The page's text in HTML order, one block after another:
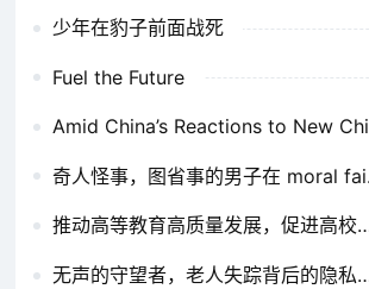
少年在豹子前面战死
Fuel the Future
Amid China’s Reactions to New Chinese玩具无人机,Does the World Need to Watch?
奇人怪事，图省事的男子在 moral failure 中迷失了自我
推动高等教育高质量发展，促进高校高质量发展
无声的守望者，老人失踪背后的隐私困境